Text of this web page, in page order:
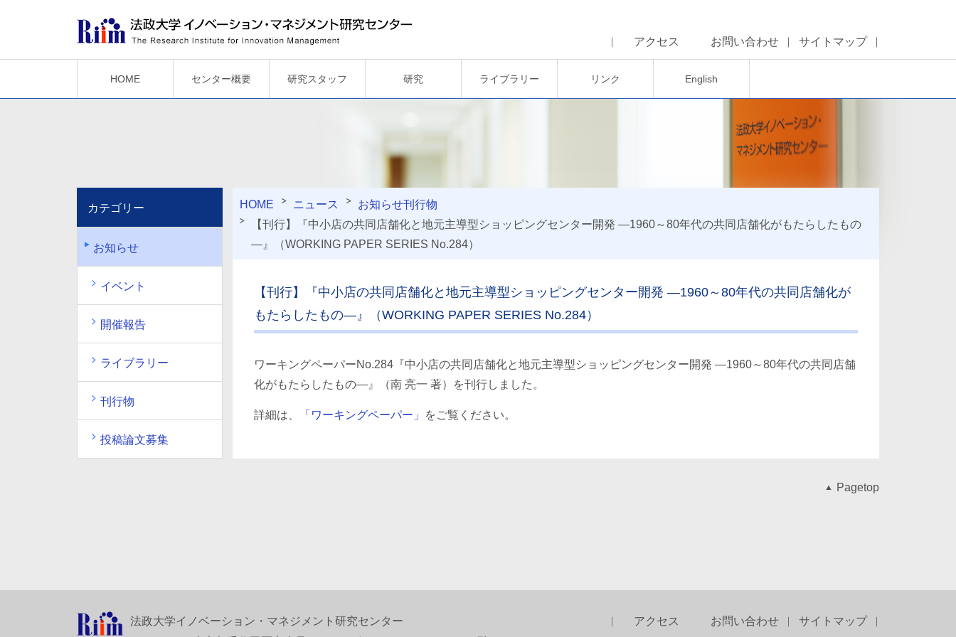
アクセス お問い合わせ サイトマップ
HOME センター概要 研究スタッフ 研究 ライブラリー リンク English
HOME ニュース お知らせ刊行物
【刊行】『中小店の共同店舗化と地元主導型ショッピングセンター開発 ―1960～80年代の共同店舗化がもたらしたもの
―』（WORKING PAPER SERIES No.284）
【刊行】『中小店の共同店舗化と地元主導型ショッピングセンター開発 ―1960～80年代の共同店舗化が
もたらしたもの―』（WORKING PAPER SERIES No.284）
ワーキングペーパーNo.284『中小店の共同店舗化と地元主導型ショッピングセンター開発 ―1960～80年代の共同店舗
化がもたらしたもの―』（南 亮一 著）を刊行しました。
詳細は、 「ワーキングペーパー」 をご覧ください。
カテゴリー
お知らせ
イベント
開催報告
ライブラリー
刊行物
投稿論文募集
Pagetop
法政大学イノベーション・マネジメント研究センター
アクセス お問い合わせ サイトマップ